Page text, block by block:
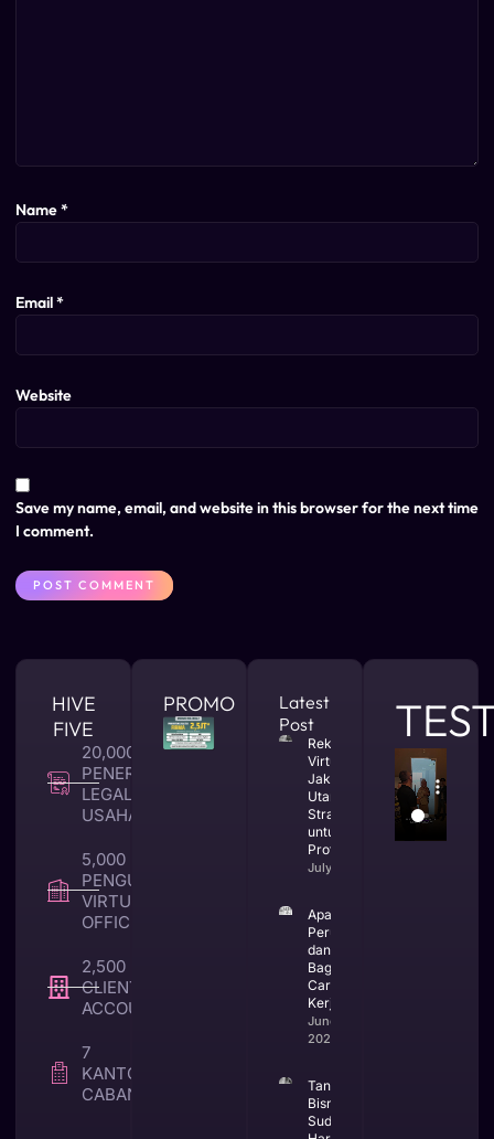
Name*
Email*
Website
Save my name, email, and website in this browser for the next time
I comment.
HIVE
FIVE
20,000 +
PENERBITAN
LEGALITAS
USAHA
5,000 +
PENGUNA
VIRTUAL
OFFICE
2,500 +
CLIENT TAX &
ACCOUNTING
7
KANTOR
CABANG
PROMO
Latest
Post
Rekomendasi
Virtual Office
Jakarta
Utara yang
Strategis
untuk Bisnis
Profesional
July 23, 2026
Apa Itu CV
Perusahaan
dan
Bagaimana
Cara
Kerjanya
June 25,
2026
Tanda
Bisnis
Sudah